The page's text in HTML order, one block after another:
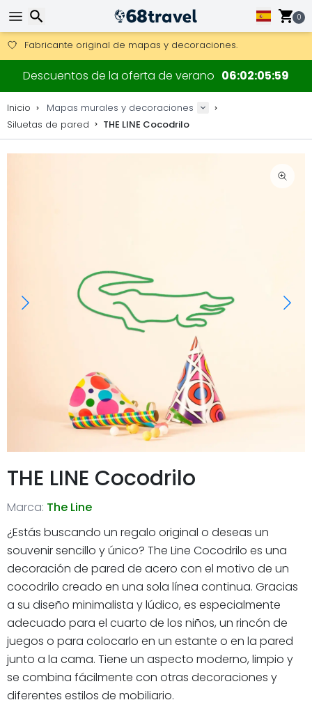
0
Consigue el envío gratuito en pedidos de más de 250 €.
Envío DHL 1 día disponible.
30 días para devoluciones, 90 días para mapas de madera
Fabricante original de mapas y decoraciones.
Descuentos de la oferta de verano 06 02 05 58
Inicio
Mapas murales y decoraciones
Siluetas de pared
THE LINE Cocodrilo
THE LINE Cocodrilo
Marca: The Line
¿Estás buscando un regalo original o deseas un
souvenir sencillo y único? The Line Cocodrilo es una
decoración de pared de acero con el motivo de un
cocodrilo creado en una sola línea continua. Gracias
a su diseño minimalista y lúdico, es especialmente
adecuado para el cuarto de los niños, un rincón de
juegos o para colocarlo en un estante o en la pared
junto a la cama. Tiene un aspecto moderno, limpio y
se combina fácilmente con otras decoraciones y
diferentes estilos de mobiliario.
Buscar
Buscar